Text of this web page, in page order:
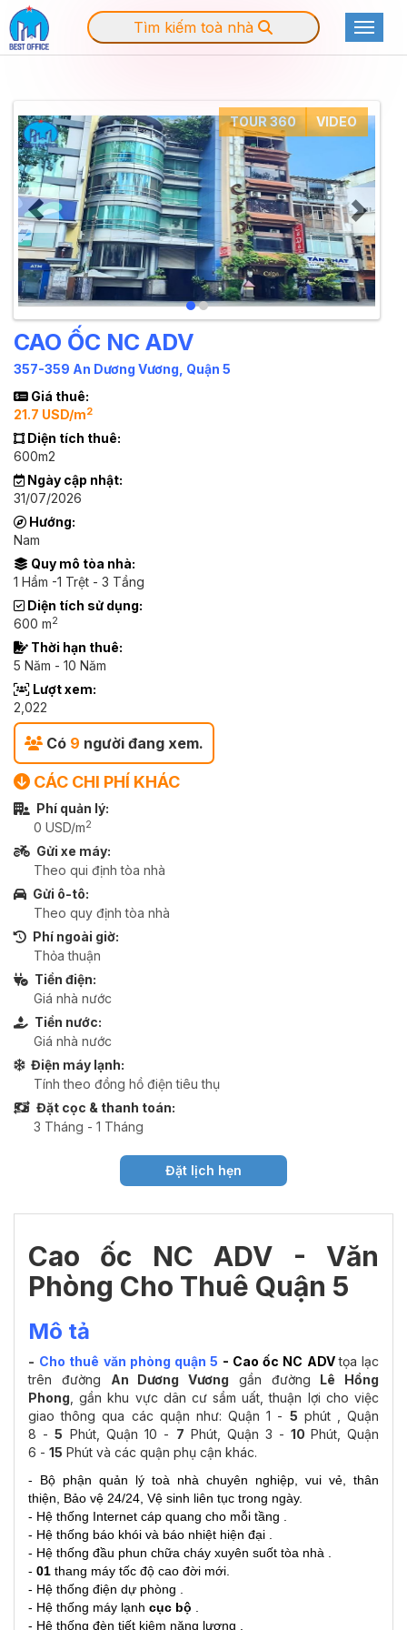
Tìm kiếm toà nhà
TOUR 360 VIDEO
CAO ỐC NC ADV
357-359 An Dương Vương, Quận 5
Giá thuê:
21.7 USD/m2
Diện tích thuê:
600m2
Ngày cập nhật:
31/07/2026
Hướng:
Nam
Quy mô tòa nhà:
1 Hầm -1 Trệt - 3 Tầng
Diện tích sử dụng:
600 m2
Thời hạn thuê:
5 Năm - 10 Năm
Lượt xem:
2,022
Có 9 người đang xem.
CÁC CHI PHÍ KHÁC
Phí quản lý:
0 USD/m2
Gửi xe máy:
Theo qui định tòa nhà
Gửi ô-tô:
Theo quy định tòa nhà
Phí ngoài giờ:
Thỏa thuận
Tiền điện:
Giá nhà nước
Tiền nước:
Giá nhà nước
Điện máy lạnh:
Tính theo đồng hồ điện tiêu thụ
Đặt cọc & thanh toán:
3 Tháng - 1 Tháng
Đặt lịch hẹn
Cao ốc NC ADV - Văn
Phòng Cho Thuê Quận 5
Mô tả
- Cho thuê văn phòng quận 5 - Cao ốc NC ADV tọa lạc
trên đường An Dương Vương gần đường Lê Hồng
Phong , gần khu vực dân cư sầm uất, thuận lợi cho việc
giao thông qua các quận như: Quận 1 - 5 phút , Quận
8 -5 Phút, Quận 10 - 7 Phút, Quận 3 - 10 Phút, Quận
6 - 15 Phút và các quận phụ cận khác.
- Bộ phận quản lý toà nhà chuyên nghiệp, vui vẻ, thân
thiện, Bảo vệ 24/24, Vệ sinh liên tục trong ngày.
- Hệ thống Internet cáp quang cho mỗi tầng .
- Hệ thống báo khói và báo nhiệt hiện đại .
- Hệ thống đầu phun chữa cháy xuyên suốt tòa nhà .
- 01 thang máy tốc độ cao đời mới.
- Hệ thống điện dự phòng .
- Hệ thống máy lạnh cục bộ
- Hệ thống đèn tiết kiệm năng lượng .